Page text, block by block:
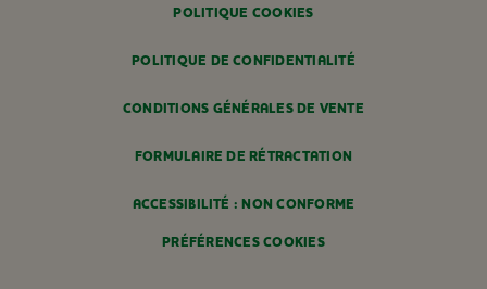
POLITIQUE COOKIES
POLITIQUE DE CONFIDENTIALITÉ
CONDITIONS GÉNÉRALES DE VENTE
FORMULAIRE DE RÉTRACTATION
ACCESSIBILITÉ : NON CONFORME
PRÉFÉRENCES COOKIES